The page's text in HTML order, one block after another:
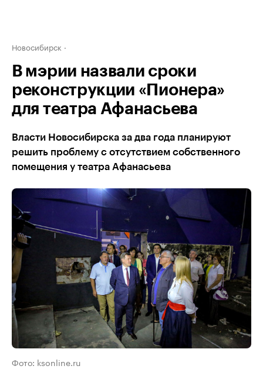
Новосибирск
В мэрии назвали сроки
реконструкции «Пионера»
для театра Афанасьева
Власти Новосибирска за два года планируют
решить проблему с отсутствием собственного
помещения у театра Афанасьева
Фото: ksonline.ru